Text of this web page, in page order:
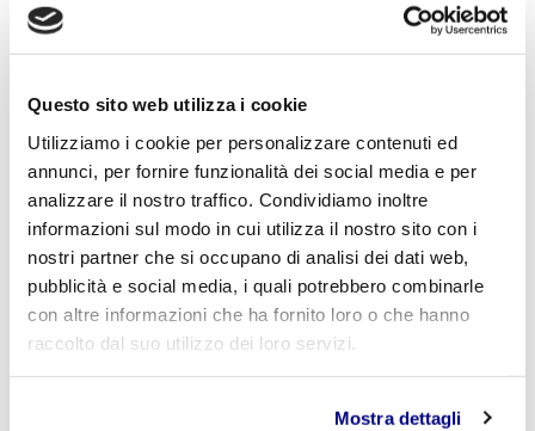
Questo sito web utilizza i cookie
Utilizziamo i cookie per personalizzare contenuti ed
annunci, per fornire funzionalità dei social media e per
analizzare il nostro traffico. Condividiamo inoltre
informazioni sul modo in cui utilizza il nostro sito con i
nostri partner che si occupano di analisi dei dati web,
pubblicità e social media, i quali potrebbero combinarle
con altre informazioni che ha fornito loro o che hanno
raccolto dal suo utilizzo dei loro servizi.
Mostra dettagli
Commento
Acconsento al trattamento deidati personali